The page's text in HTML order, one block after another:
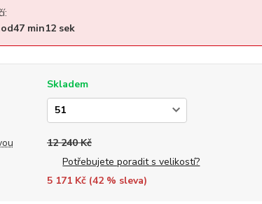
47min11sek
Skladem
12 240 Kč
Potřebujete poradit s velikostí?
5 171 Kč (42% sleva)